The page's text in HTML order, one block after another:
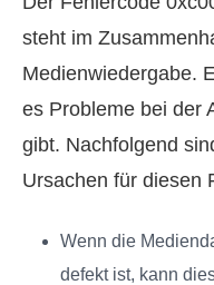
steht im
Medienwiedergabe.
es Probleme bei der
gibt. Nachfolgend
Ursachen für diesen
Wenn die
defekt ist, kann